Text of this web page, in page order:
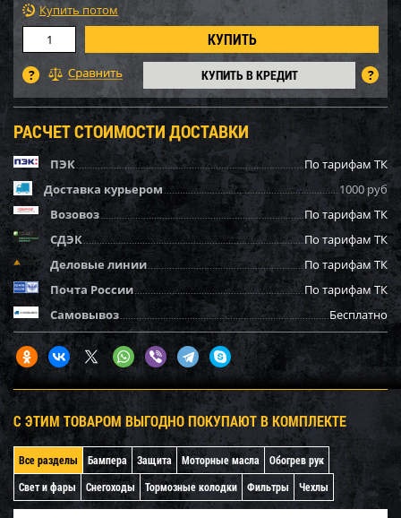
Купить потом
КУПИТЬ В КРЕДИТ
РАСЧЕТ СТОИМОСТИ ДОСТАВКИ
ПЭК
По тарифам ТК
Доставка курьером
1000 руб
Возовоз
По тарифам ТК
СДЭК
По тарифам ТК
Деловые линии
По тарифам ТК
Почта России
По тарифам ТК
Самовывоз
Бесплатно
С ЭТИМ ТОВАРОМ ВЫГОДНО ПОКУПАЮТ В КОМПЛЕКТЕ
Все разделы Бампера Защита Моторные масла
Обогрев рук
Свет и фары
Снегоходы Тормозные колодки Фильтры Чехлы